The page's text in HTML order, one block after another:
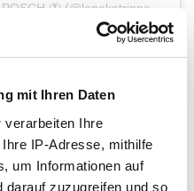
mit Ihren Daten
verarbeiten Ihre
IP-Adresse, mithilfe
um Informationen auf
darauf zuzugreifen und so